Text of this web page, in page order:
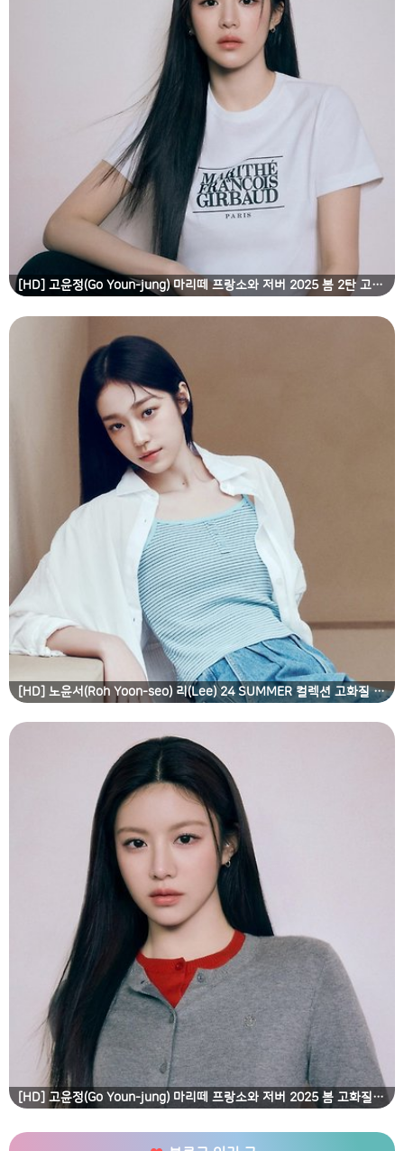
[HD] 고윤정(Go Youn-jung) 마리떼 프랑소와 저버 2025 봄 2탄 고화질 화보
[HD] 노윤서(Roh Yoon-seo) 리(Lee) 24 SUMMER 컬렉션 고화질 화보
[HD] 고윤정(Go Youn-jung) 마리떼 프랑소와 저버 2025 봄 고화질 화보